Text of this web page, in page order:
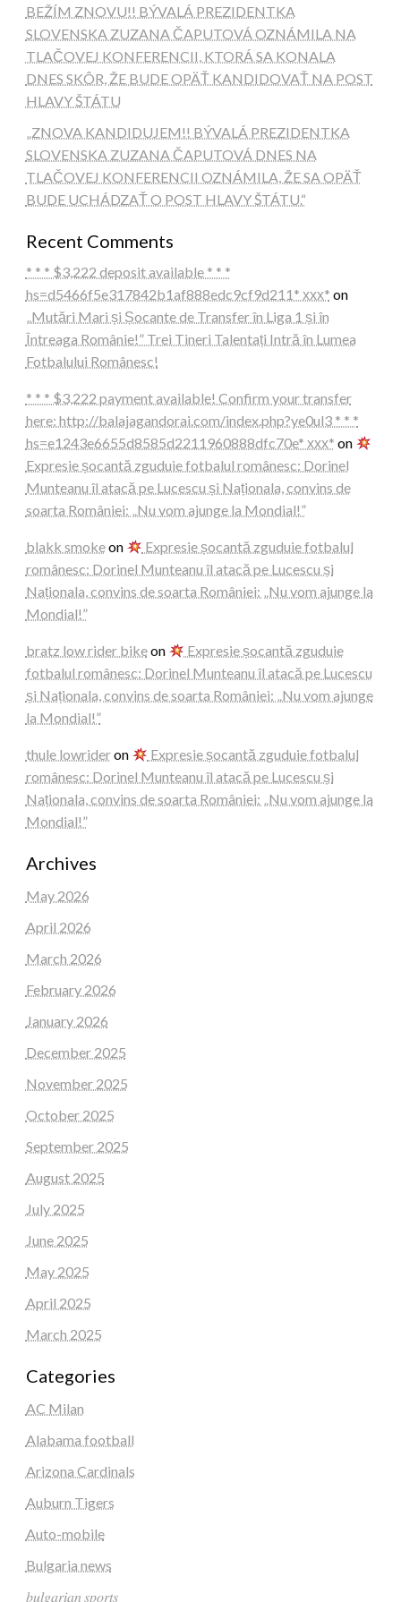
BEŽÍM ZNOVU!! BÝVALÁ PREZIDENTKA
SLOVENSKA ZUZANA ČAPUTOVÁ OZNÁMILA NA
TLAČOVEJ KONFERENCII, KTORÁ SA KONALA
DNES SKÔR, ŽE BUDE OPÄŤ KANDIDOVAŤ NA POST
HLAVY ŠTÁTU
„ZNOVA KANDIDUJEM!! BÝVALÁ PREZIDENTKA
SLOVENSKA ZUZANA ČAPUTOVÁ DNES NA
TLAČOVEJ KONFERENCII OZNÁMILA, ŽE SA OPÄŤ
BUDE UCHÁDZAŤ O POST HLAVY ŠTÁTU.“
Recent Comments
* * * $3,222 deposit available * * *
hs=d5466f5e317842b1af888edc9cf9d211* ххх* on
„Mutări Mari și Șocante de Transfer în Liga 1 și în
Întreaga Românie!” Trei Tineri Talentați Intră în Lumea
Fotbalului Românesc!
* * * $3,222 payment available! Confirm your transfer
here: http://balajagandorai.com/index.php?ye0ul3 * * *
hs=e1243e6655d8585d2211960888dfc70e* ххх* on
Expresie șocantă zguduie fotbalul românesc: Dorinel
Munteanu îl atacă pe Lucescu și Naționala, convins de
soarta României: „Nu vom ajunge la Mondial!”
blakk smokeon
Expresie șocantă zguduie fotbalul
românesc: Dorinel Munteanu îl atacă pe Lucescu și
Naționala, convins de soarta României: „Nu vom ajunge la
Mondial!”
bratz low rider bikeon
Expresie șocantă zguduie
fotbalul românesc: Dorinel Munteanu îl atacă pe Lucescu
și Naționala, convins de soarta României: „Nu vom ajunge
la Mondial!”
thule lowrideron
Expresie șocantă zguduie fotbalul
românesc: Dorinel Munteanu îl atacă pe Lucescu și
Naționala, convins de soarta României: „Nu vom ajunge la
Mondial!”
Archives
May 2026
April 2026
March 2026
February 2026
January 2026
December 2025
November 2025
October 2025
September 2025
August 2025
July 2025
June 2025
May 2025
April 2025
March 2025
Categories
AC Milan
Alabama football
Arizona Cardinals
Auburn Tigers
Auto-mobile
Bulgaria news
𝑏𝑢𝑙𝑔𝑎𝑟𝑖𝑎𝑛 𝑠𝑝𝑜𝑟𝑡𝑠